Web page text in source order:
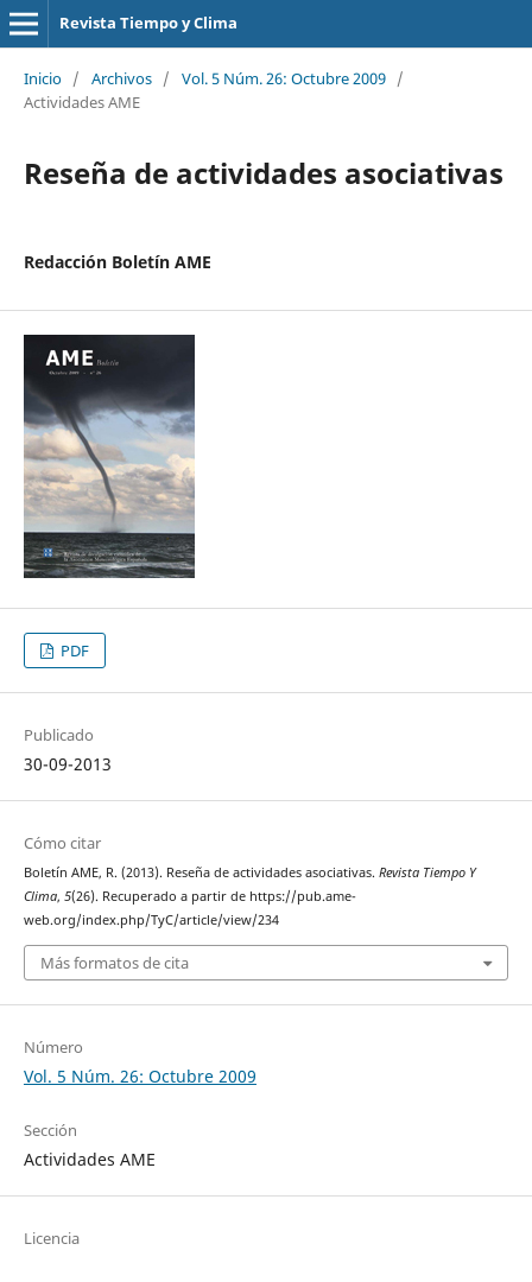
Revista Tiempo y Clima
Inicio / Archivos / Vol. 5 Núm. 26: Octubre 2009 /
Actividades AME
Reseña de actividades asociativas
Redacción Boletín AME
PDF
Publicado
30-09-2013
Cómo citar
Boletín AME, R. (2013). Reseña de actividades asociativas. Revista Tiempo Y
Clima, 5(26). Recuperado a partir de https://pub.ame-
web.org/index.php/TyC/article/view/234
Más formatos de cita
Número
Vol. 5 Núm. 26: Octubre 2009
Sección
Actividades AME
Licencia